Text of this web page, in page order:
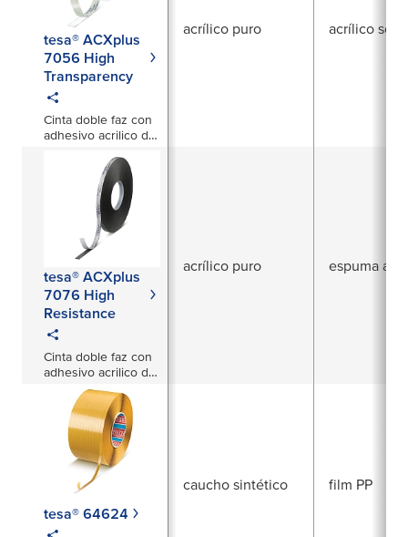
tesa® ACXplus
7056 High
Transparency
Cinta doble faz con
adhesivo acrilico de
de 1500µm
acrílico puro acrílico
tesa® ACXplus
7076 High
Resistance
Cinta doble faz con
adhesivo acrilico de
alto poder adhesivo
de 1500µm
acrílico puro espuma
tesa® 64624
caucho sintético film PP